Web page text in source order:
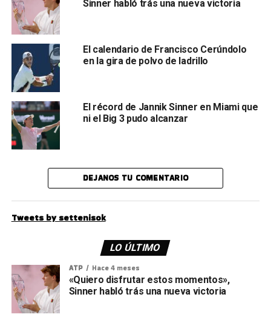
Sinner habló trás una nueva victoria
El calendario de Francisco Cerúndolo
en la gira de polvo de ladrillo
El récord de Jannik Sinner en Miami que
ni el Big 3 pudo alcanzar
DEJANOS TU COMENTARIO
Tweets by settenisok
LO ÚLTIMO
ATP Hace 4 meses
«Quiero disfrutar estos momentos»,
Sinner habló trás una nueva victoria